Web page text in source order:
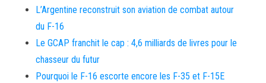
L’Argentine reconstruit son aviation de combat autour
du F-16
Le GCAP franchit le cap : 4,6 milliards de livres pour le
chasseur du futur
Pourquoi le F-16 escorte encore les F-35 et F-15E